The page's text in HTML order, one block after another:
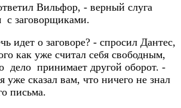
Вильфор, - верный слуга
с заговорщиками.
идет о заговоре? - спросил Дантес,
как уже считал себя свободным,
дело принимает другой оборот. -
уже сказал вам, что ничего не знал
письма.